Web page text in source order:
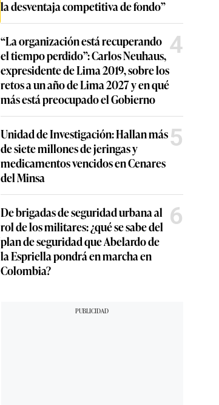
la desventaja competitiva de fondo”
“La organización está recuperando
el tiempo perdido”: Carlos Neuhaus,
expresidente de Lima 2019, sobre los
retos a un año de Lima 2027 y en qué
más está preocupado el Gobierno
4
Unidad de Investigación: Hallan más
de siete millones de jeringas y
medicamentos vencidos en Cenares
del Minsa
5
De brigadas de seguridad urbana al
rol de los militares: ¿qué se sabe del
plan de seguridad que Abelardo de
la Espriella pondrá en marcha en
Colombia?
6